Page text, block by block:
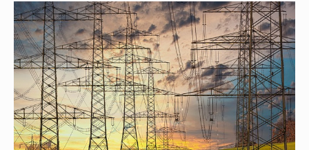
overnames verder uit. Naast M&A-advies kunnen
ondernemers, investeerders en dealteams vanaf nu ook
terecht voor ondersteuning op het gebied […]